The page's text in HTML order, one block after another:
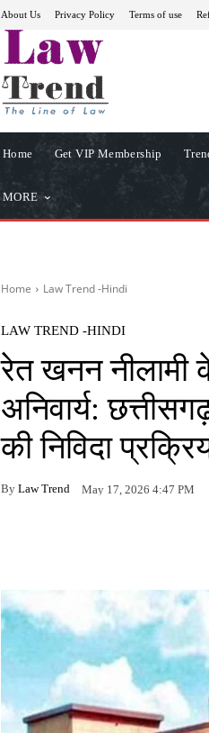
About Us Privacy Policy Terms of use
Home Get VIP Membership
MORE
Home Law Trend -Hindi
LAW TREND -HINDI
रेत खनन नीलामी के
अनिवार्य:
की निविदा
By Law Trend May 17, 2026 4:47 PM